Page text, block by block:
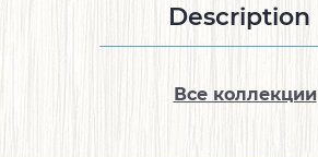
Description
Все коллекции